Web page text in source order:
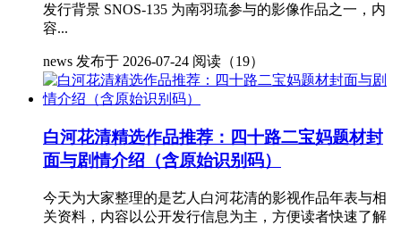
发行背景 SNOS-135 为南羽琉参与的影像作品之一，内
容...
news 发布于 2026-07-24 阅读（19）
白河花清精选作品推荐：四十路二宝妈题材封
面与剧情介绍（含原始识别码）
今天为大家整理的是艺人白河花清的影视作品年表与相
关资料，内容以公开发行信息为主，方便读者快速了解